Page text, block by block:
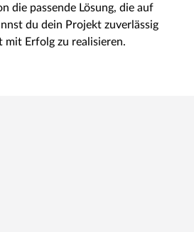
die passende Lösung, die auf
du dein Projekt zuverlässig
mit Erfolg zu realisieren.